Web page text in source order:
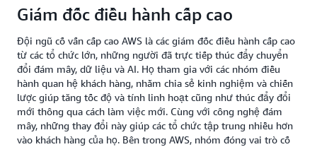
Giám đốc điều hành cấp cao
Đội ngũ cố vấn cấp cao AWS là các giám đốc điều hành cấp cao
từ các tổ chức lớn, những người đã trực tiếp thúc đẩy chuyển
đổi đám mây, dữ liệu và AI. Họ tham gia với các nhóm điều
hành quan hệ khách hàng, nhằm chia sẻ kinh nghiệm và chiến
lược giúp tăng tốc độ và tính linh hoạt cũng như thúc đẩy đổi
mới thông qua cách làm việc mới. Cùng với công nghệ đám
mây, những thay đổi này giúp các tổ chức tập trung nhiều hơn
vào khách hàng của họ. Bên trong AWS, nhóm đóng vai trò cố